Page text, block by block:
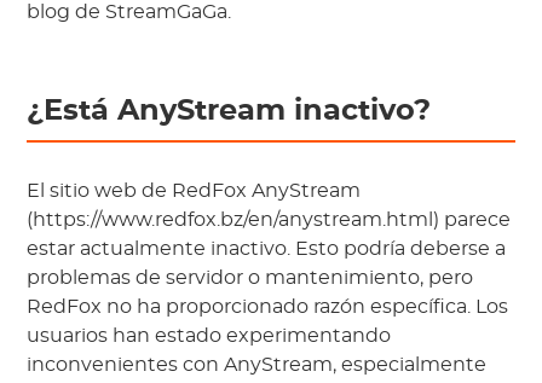
blog de StreamGaGa.
¿Está AnyStream inactivo?
El sitio web de RedFox AnyStream
(https://www.redfox.bz/en/anystream.html) parece
estar actualmente inactivo. Esto podría deberse a
problemas de servidor o mantenimiento, pero
RedFox no ha proporcionado razón específica. Los
usuarios han estado experimentando
inconvenientes con AnyStream, especialmente